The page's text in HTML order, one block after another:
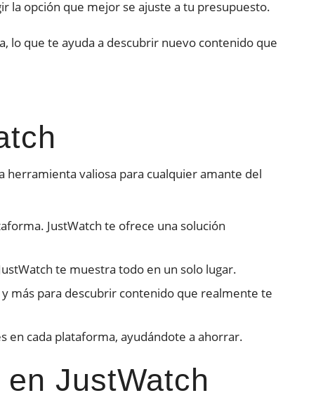
la opción que mejor se ajuste a tu presupuesto.
lo que te ayuda a descubrir nuevo contenido que
herramienta valiosa para cualquier amante del
JustWatch te ofrece una solución
te muestra todo en un solo lugar.
más para descubrir contenido que realmente te
en cada plataforma, ayudándote a ahorrar.
JustWatch